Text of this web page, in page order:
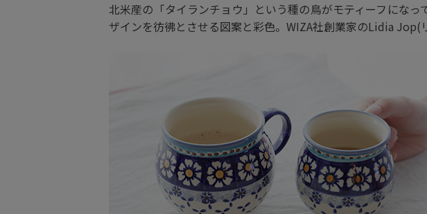
北米産の「タイランチョウ」という種の鳥がモティーフにな
ザインを彷彿とさせる図案と彩色。WIZA社創業家のLidia Jop(